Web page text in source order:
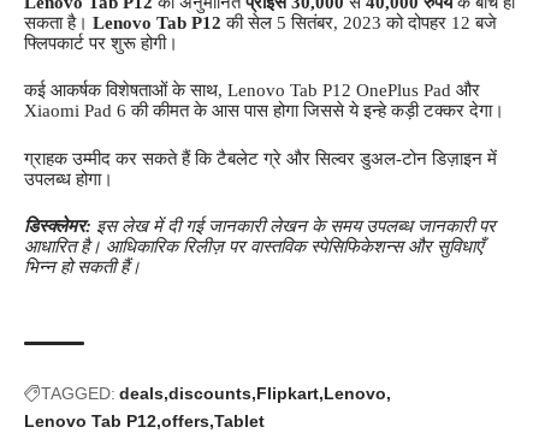
सकता है। Lenovo Tab P12 की सेल 5 सितंबर, 2023 को दोपहर 12 बजे
फ्लिपकार्ट पर शुरू होगी।
कई आकर्षक विशेषताओं के साथ, Lenovo Tab P12 OnePlus Pad और
Xiaomi Pad 6 की कीमत के आस पास होगा जिससे ये इन्हे कड़ी टक्कर देगा।
ग्राहक उम्मीद कर सकते हैं कि टैबलेट ग्रे और सिल्वर डुअल-टोन डिज़ाइन में
उपलब्ध होगा।
डिस्क्लेमर: इस लेख में दी गई जानकारी लेखन के समय उपलब्ध जानकारी पर
आधारित है। आधिकारिक रिलीज़ पर वास्तविक स्पेसिफिकेशन्स और सुविधाएँ
भिन्न हो सकती हैं।
TAGGED: deals discounts Flipkart Lenovo
Lenovo Tab P12 offers Tablet